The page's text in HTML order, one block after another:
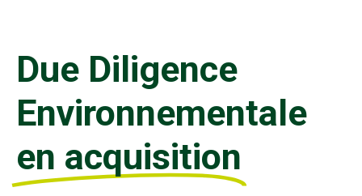
Due Diligence
Environnementale
en acquisition